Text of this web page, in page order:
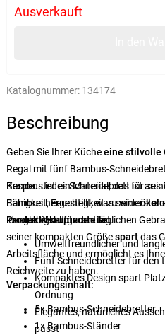
Ausverkauft
Katalognummer: 134174
Beschreibung
Geben Sie Ihrer Kücheeine stilvolle
Regal mit fünf Bambus-
Kesper. Jedes Schneidebrett ist
Bambus hergestellt, was seine
Langlebigkeit garantiert.
Bambus ist ein Material, das für
Fähigkeit, Feuchtigkeit zu
idealen Wahl für den täglichen
seiner kompakten Größespartdas
Arbeitsfläche und ermöglicht es
Reichweite zu haben.
Produkt-Hauptvorteile:
Umweltfreundlicher und
Fünf Schneidebretter für den
Kompaktes Design spart
Ordnung
Elegantes, natürliches
passt
Verpackungsinhalt:
5x Bambus-Schneidebretter
1x Bambus-Ständer